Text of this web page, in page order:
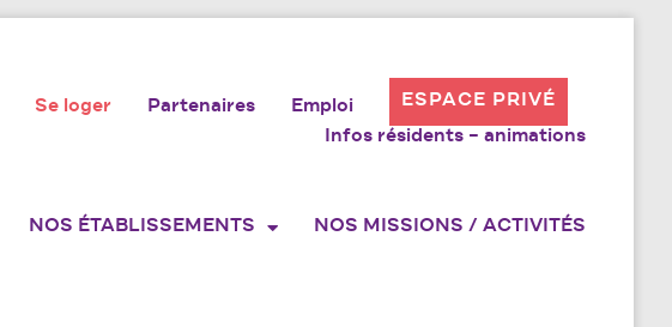
Se loger Partenaires Emploi
ESPACE PRIVÉ
Infos résidents – animations
NOS ÉTABLISSEMENTS NOS MISSIONS / ACTIVITÉS